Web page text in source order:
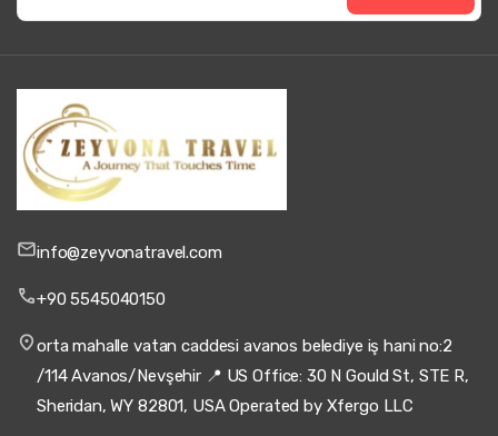
info@zeyvonatravel.com
+90 5545040150
orta mahalle vatan caddesi avanos belediye iş hani no:2
/114 Avanos/Nevşehir 📍 US Office: 30 N Gould St, STE R,
Sheridan, WY 82801, USA Operated by Xfergo LLC